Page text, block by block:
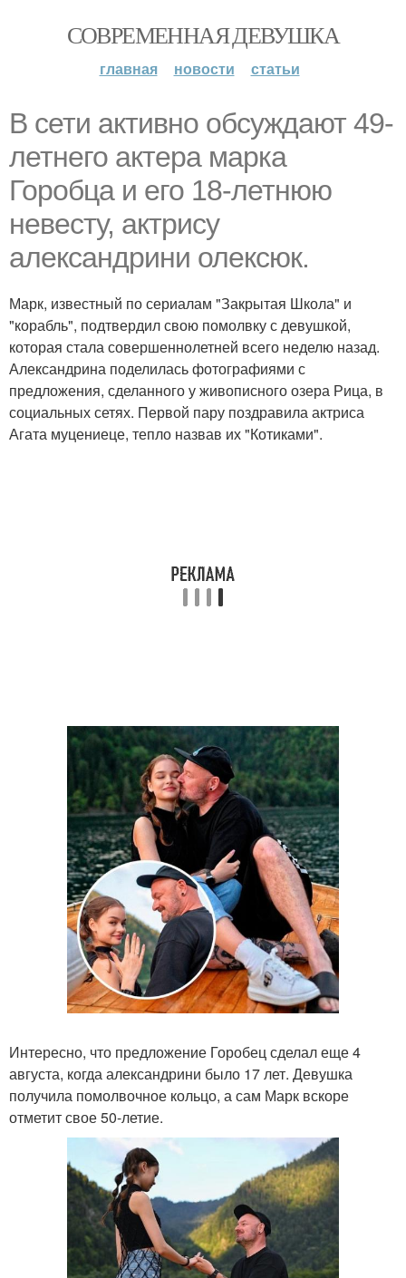
СОВРЕМЕННАЯ ДЕВУШКА
главная новости статьи
В сети активно обсуждают 49-
летнего актера марка
Горобца и его 18-летнюю
невесту, актрису
александрини олексюк.
Марк, известный по сериалам "Закрытая Школа" и
"корабль", подтвердил свою помолвку с девушкой,
которая стала совершеннолетней всего неделю назад.
Александрина поделилась фотографиями с
предложения, сделанного у живописного озера Рица, в
социальных сетях. Первой пару поздравила актриса
Агата муцениеце, тепло назвав их "Котиками".
Интересно, что предложение Горобец сделал еще 4
августа, когда александрини было 17 лет. Девушка
получила помолвочное кольцо, а сам Марк вскоре
отметит свое 50-летие.